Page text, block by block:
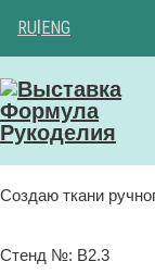
RU ENG
Создаю ткани
Стенд №: B2.3